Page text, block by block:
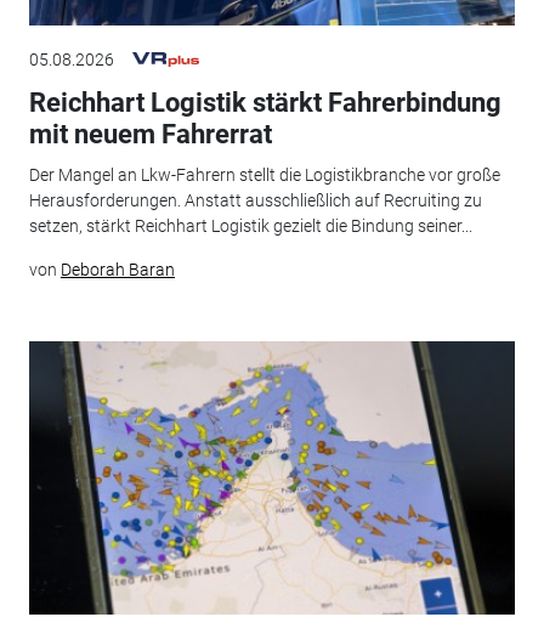
05.08.2026
Reichhart Logistik stärkt Fahrerbindung
mit neuem Fahrerrat
Der Mangel an Lkw-Fahrern stellt die Logistikbranche vor große
Herausforderungen. Anstatt ausschließlich auf Recruiting zu
setzen, stärkt Reichhart Logistik gezielt die Bindung seiner...
von Deborah Baran